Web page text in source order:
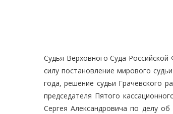
Судья Верховного Суда
силу постановление мирового
года, решение судьи Грачевского
председателя Пятого
Сергея Александровича по делу